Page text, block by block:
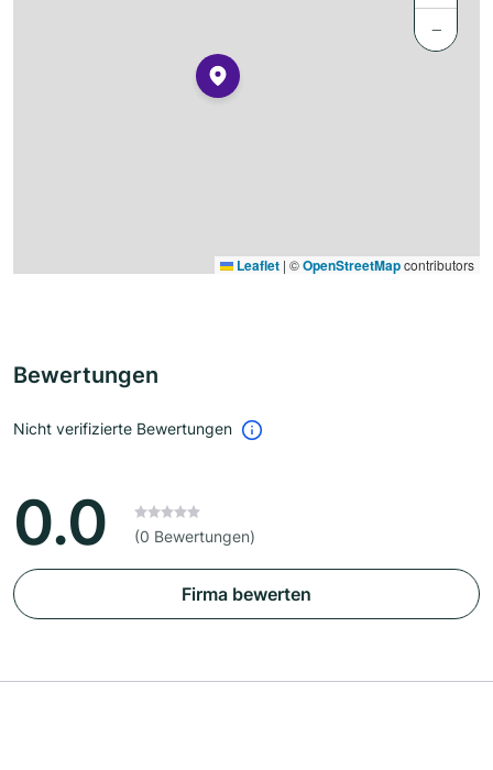
−
Leaflet | ©OpenStreetMapcontributors
Bewertungen
Nicht verifizierte Bewertungen
0.0 (0 Bewertungen)
Firma bewerten